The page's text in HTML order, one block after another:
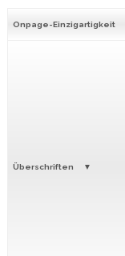
Onpage-Einzigartigkeit
Überschriften